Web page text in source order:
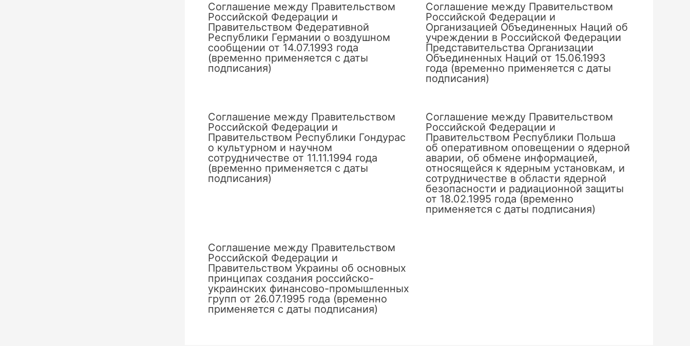
Соглашение между Правительством
Российской Федерации и
Правительством Федеративной
Республики Германии о воздушном
сообщении от 14.07.1993 года
(временно применяется с даты
подписания)
Соглашение между Правительством
Российской Федерации и
Организацией Объединенных Наций об
учреждении в Российской Федерации
Представительства Организации
Объединенных Наций от 15.06.1993
года (временно применяется с даты
подписания)
Соглашение между Правительством
Российской Федерации и
Правительством Республики Гондурас
о культурном и научном
сотрудничестве от 11.11.1994 года
(временно применяется с даты
подписания)
Соглашение между Правительством
Российской Федерации и
Правительством Республики Польша
об оперативном оповещении о ядерной
аварии, об обмене информацией,
относящейся к ядерным установкам, и
сотрудничестве в области ядерной
безопасности и радиационной защиты
от 18.02.1995 года (временно
применяется с даты подписания)
Соглашение между Правительством
Российской Федерации и
Правительством Украины об основных
принципах создания российско-
украинских финансово-промышленных
групп от 26.07.1995 года (временно
применяется с даты подписания)